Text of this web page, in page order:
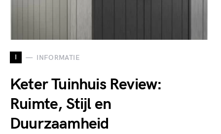
I INFORMATIE
Keter Tuinhuis Review:
Ruimte, Stijl en
Duurzaamheid